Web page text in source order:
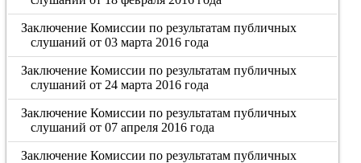
Заключение Комиссии по результатам публичных
слушаний от 03 марта 2016 года
Заключение Комиссии по результатам публичных
слушаний от 24 марта 2016 года
Заключение Комиссии по результатам публичных
слушаний от 07 апреля 2016 года
Заключение Комиссии по результатам публичных